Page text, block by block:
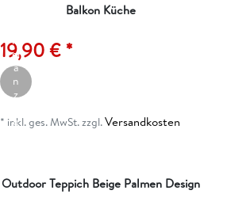
Balkon Küche
19,90 € *
ik
el
a
n
z
g
* inkl. ges. MwSt.zzgl.Versandkosten
Outdoor Teppich Beige Palmen Design